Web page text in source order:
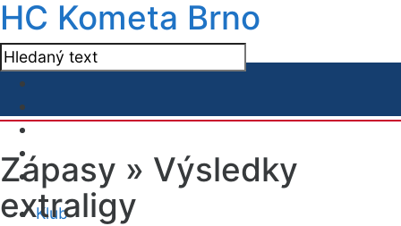
HC Kometa Brno
Klub
Zápasy » Výsledky
extraligy